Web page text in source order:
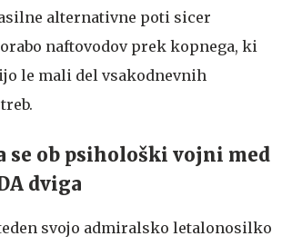
alternativne poti sicer
naftovodov prek kopnega, ki
le mali del vsakodnevnih
se ob psihološki vojni med
dviga
svojo admiralsko letalonosilko